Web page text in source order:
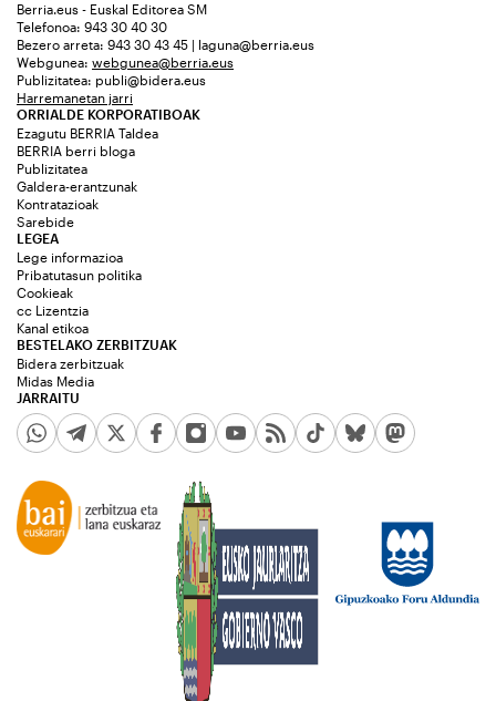
Berria.eus - Euskal Editorea SM
Telefonoa: 943 30 40 30
Bezero arreta: 943 30 43 45 | laguna@berria.eus
Webgunea: webgunea@berria.eus
Publizitatea: publi@bidera.eus
Harremanetan jarri
ORRIALDE KORPORATIBOAK
Ezagutu BERRIA Taldea
BERRIA berri bloga
Publizitatea
Galdera-erantzunak
Kontratazioak
Sarebide
JARRAITU
LEGEA
Lege informazioa
Pribatutasun politika
Cookieak
cc Lizentzia
Kanal etikoa
BESTELAKO ZERBITZUAK
Bidera zerbitzuak
Midas Media